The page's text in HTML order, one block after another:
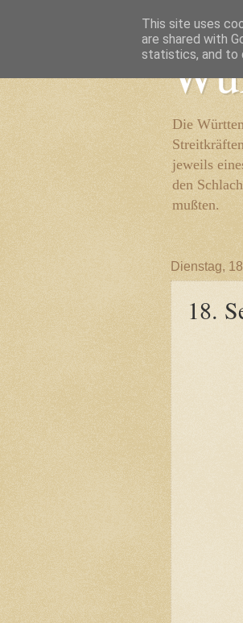
Die
jeweils
den
mußten.
Dienstag,
18.
This site uses
are shared with
statistics, and to